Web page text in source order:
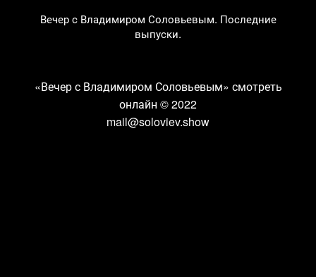
Вечер с Владимиром Соловьевым. Последние
выпуски.
«Вечер с Владимиром Соловьевым» смотреть
онлайн © 2022
mail@soloviev.show